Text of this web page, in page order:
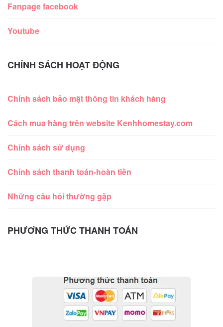
Fanpage facebook
Youtube
CHÍNH SÁCH HOẠT ĐỘNG
Chính sách bảo mật thông tin khách hàng
Cách mua hàng trên website Kenhhomestay.com
Chính sách sử dụng
Chính sách thanh toán-hoàn tiền
Những câu hỏi thường gặp
PHƯƠNG THỨC THANH TOÁN